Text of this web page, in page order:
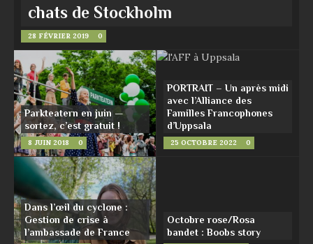
chats de Stockholm
28 FÉVRIER 2019 0
Parkteatern en juin —
sortez, c’est gratuit !
8 JUIN 2018 0
PORTRAIT – Un après midi
avec l’Alliance des
Familles Francophones
d’Uppsala
25 OCTOBRE 2022 0
Dans l’œil du cyclone :
Gestion de crise à
l’ambassade de France
Octobre rose/Rosa
bandet : Boobs story